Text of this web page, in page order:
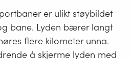
er ulikt støybildet
bane. Lyden bærer langt
flere kilometer unna.
å skjerme lyden med